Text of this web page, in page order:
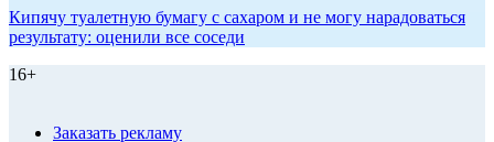
Кипячу туалетную бумагу с сахаром и не могу нарадоваться
результату: оценили все соседи
16+
Заказать рекламу